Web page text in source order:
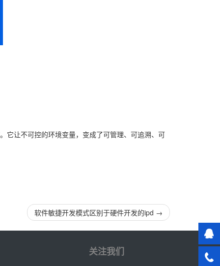
它让不可控的环境变量，变成了可管理、可追溯、可
软件敏捷开发模式区别于硬件开发的ipd →
关注我们